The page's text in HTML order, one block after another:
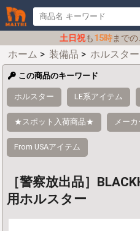
土日祝も15時まで
ホーム > 装備品 > ホルスタ
この商品のキーワード
ホルスター LE系アイテム
★スポット入荷商品★ メー
From USAアイテム
［警察放出品］
用ホルスター